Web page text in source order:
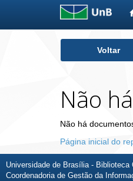
Voltar
Não
Não há
Página inicial do
Universidade de Brasília - Biblioteca
Coordenadoria de Gestão da